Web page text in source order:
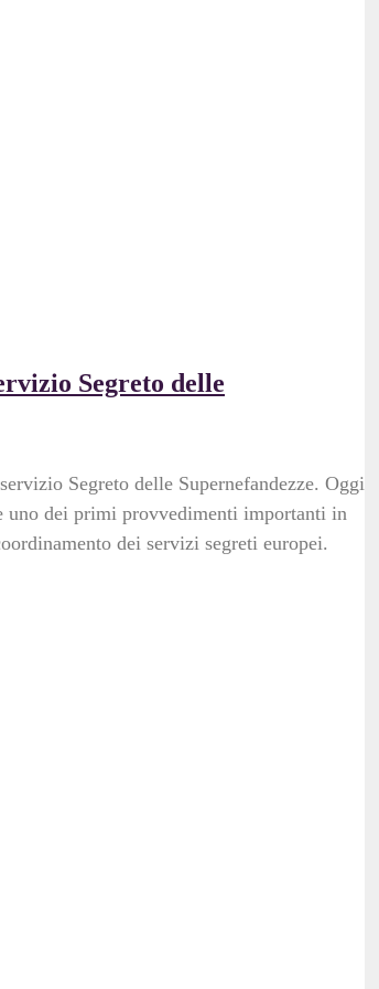
Segreto delle
Segreto delle Supernefandezze. Oggi
uno dei primi provvedimenti importanti in
dei servizi segreti europei.